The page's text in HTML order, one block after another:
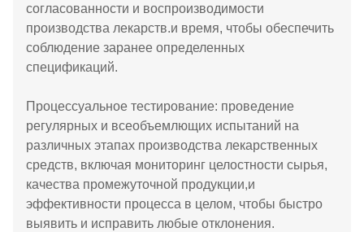
согласованности и воспроизводимости
производства лекарств.и время, чтобы обеспечить
соблюдение заранее определенных
спецификаций.
Процессуальное тестирование: проведение
регулярных и всеобъемлющих испытаний на
различных этапах производства лекарственных
средств, включая мониторинг целостности сырья,
качества промежуточной продукции,и
эффективности процесса в целом, чтобы быстро
выявить и исправить любые отклонения.